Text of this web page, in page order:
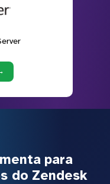
para
do Zendesk